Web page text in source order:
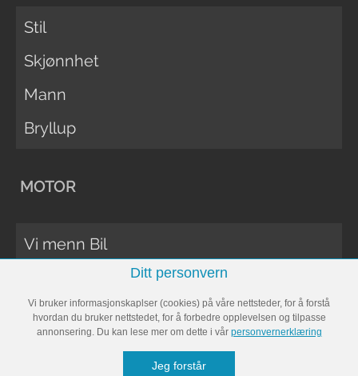
Stil
Skjønnhet
Mann
Bryllup
MOTOR
Vi menn Bil
Vi Menn Båt
Ditt personvern
Vi bruker informasjonskaplser (cookies) på våre nettsteder, for å forstå
hvordan du bruker nettstedet, for å forbedre opplevelsen og tilpasse
annonsering. Du kan lese mer om dette i vår personvernerklæring
Jeg forstår